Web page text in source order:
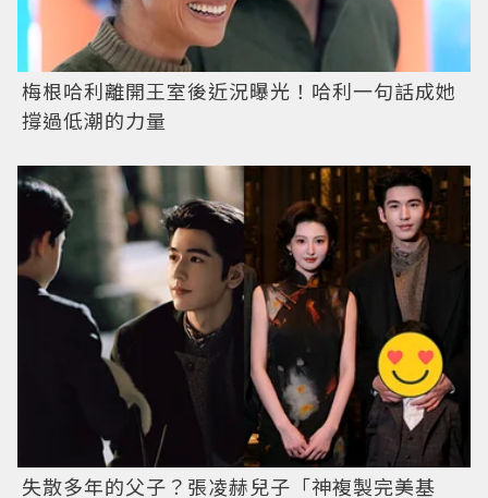
梅根哈利離開王室後近況曝光！哈利一句話成她
撐過低潮的力量
失散多年的父子？張凌赫兒子「神複製完美基